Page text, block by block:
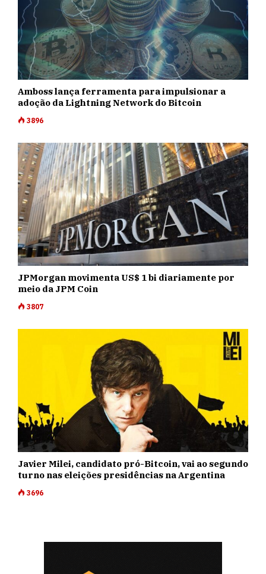
Amboss lança ferramenta para impulsionar a
adoção da Lightning Network do Bitcoin
3896
JPMorgan movimenta US$ 1 bi diariamente por
meio da JPM Coin
3807
Javier Milei, candidato pró-Bitcoin, vai ao segundo
turno nas eleições presidências na Argentina
3696